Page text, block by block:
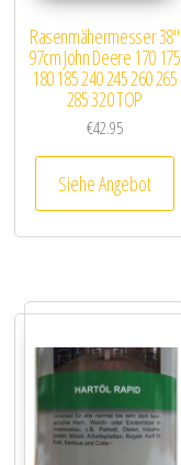
Rasenmähermesser 38″
97cm John Deere 170 175
180 185 240 245 260 265
285 320 TOP
€42.95
Siehe Angebot